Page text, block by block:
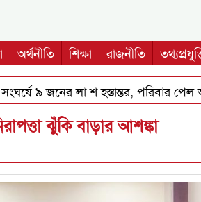
অর্থনীতি শিক্ষা রাজনীতি
৯ জনের লা শ হস্তান্তর, পরিবার পেল
ঝুঁকি বাড়ার আশঙ্কা